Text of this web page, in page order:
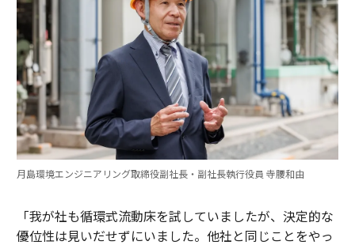
月島環境エンジニアリング取締役副社長・副社長執行役員 寺腰和由
「我が社も循環式流動床を試していましたが、決定的な
優位性は見いだせずにいました。他社と同じことをやっ